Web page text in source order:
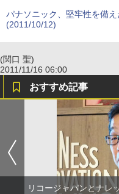
パナソニック、堅牢性を備
(2011/10/12)
(関口 聖)
2011/11/16 06:00
おすすめ記事
リコージャパンとナレ